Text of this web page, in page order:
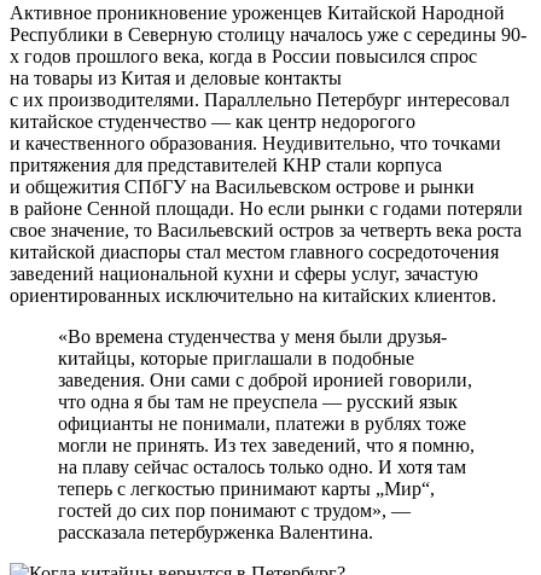
Активное проникновение уроженцев Китайской Народной
Республики в Северную столицу началось уже с середины 90-
х годов прошлого века, когда в России повысился спрос
на товары из Китая и деловые контакты
с их производителями. Параллельно Петербург интересовал
китайское студенчество — как центр недорогого
и качественного образования. Неудивительно, что точками
притяжения для представителей КНР стали корпуса
и общежития СПбГУ на Васильевском острове и рынки
в районе Сенной площади. Но если рынки с годами потеряли
свое значение, то Васильевский остров за четверть века роста
китайской диаспоры стал местом главного сосредоточения
заведений национальной кухни и сферы услуг, зачастую
ориентированных исключительно на китайских клиентов.
«Во времена студенчества у меня были друзья-
китайцы, которые приглашали в подобные
заведения. Они сами с доброй иронией говорили,
что одна я бы там не преуспела — русский язык
официанты не понимали, платежи в рублях тоже
могли не принять. Из тех заведений, что я помню,
на плаву сейчас осталось только одно. И хотя там
теперь с легкостью принимают карты „Мир“,
гостей до сих пор понимают с трудом», —
рассказала петербурженка Валентина.